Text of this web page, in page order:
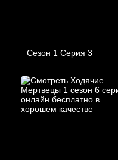
Сезон 1 Серия 3